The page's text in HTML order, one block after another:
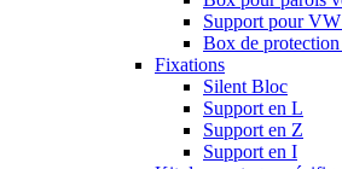
Support pour
Box de
Fixations
Silent Bloc
Support en L
Support en Z
Support en I